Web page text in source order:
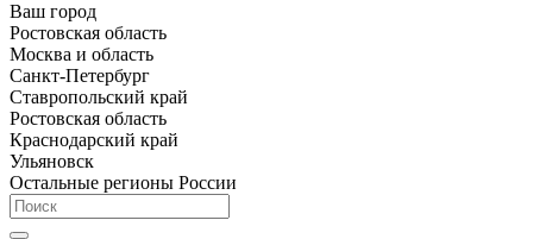
Ваш город
Ростовская область
Москва и область
Санкт-Петербург
Ставропольский край
Ростовская область
Краснодарский край
Ульяновск
Остальные регионы России